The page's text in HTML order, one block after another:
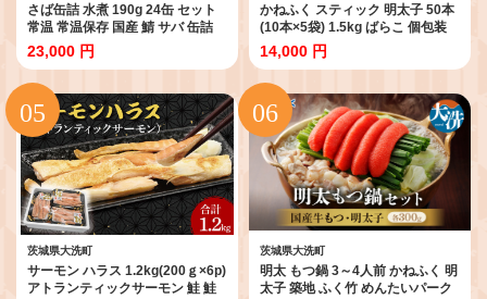
さば缶詰 水煮 190g 24缶 セット
常温 常温保存 国産 鯖 サバ 缶詰
さば缶 サバ缶 鯖缶 缶詰め かんづ
め 保存食 非常食 長期保存 長期保
管 備蓄 魚介 魚介類 冷凍 簡単調理
簡単料理 おかず
23,000 円
かねふく スティック 明太子 50本
(10本×5袋) 1.5kg ばらこ 個包装
無着色 茨城 大洗 めんたいパーク
めんたいこ チューブ 冷凍 パスタ
スパゲッティー おにぎり 小分け
使い切り 家庭用 調味料
14,000 円
茨城県大洗町
サーモン ハラス 1.2kg(200ｇ×6p)
アトランティックサーモン 鮭 鮭
茨城県大洗町
明太 もつ鍋 3～4人前 かねふく 明
太子 築地 ふく竹 めんたいパーク